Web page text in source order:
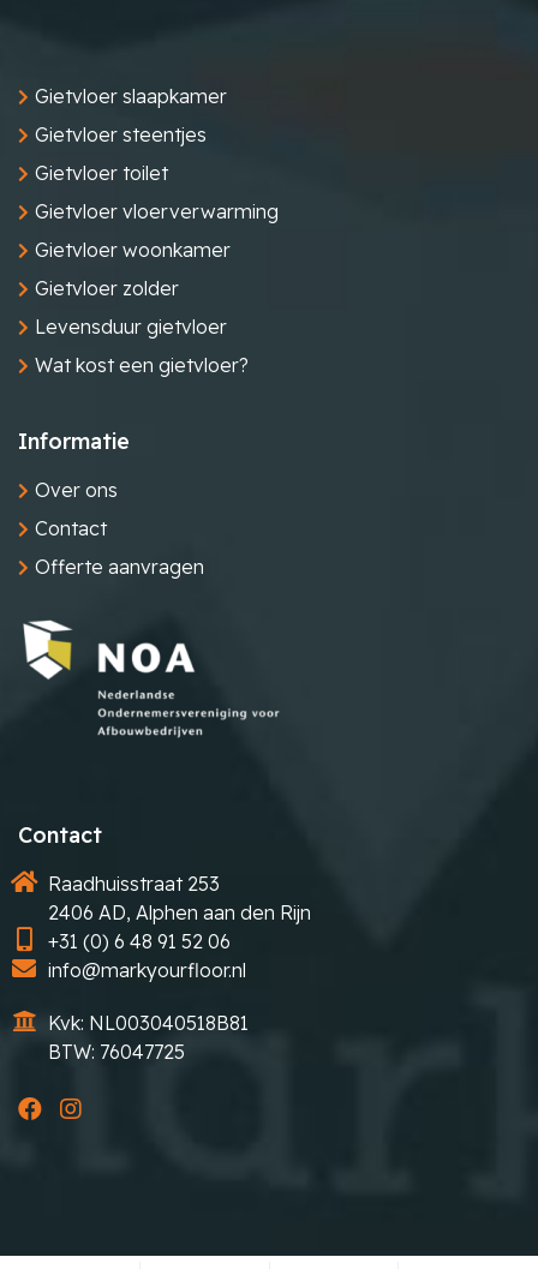
Gietvloer slaapkamer
Gietvloer steentjes
Gietvloer toilet
Gietvloer vloerverwarming
Gietvloer woonkamer
Gietvloer zolder
Levensduur gietvloer
Wat kost een gietvloer?
Informatie
Over ons
Contact
Offerte aanvragen
Contact
Raadhuisstraat 253
2406 AD, Alphen aan den Rijn
+31 (0) 6 48 91 52 06
info@markyourfloor.nl
Kvk: NL003040518B81
BTW: 76047725